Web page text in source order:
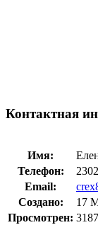
Контактная
Имя:
Телефон:
Email:
Создано:
17
Просмотрен: